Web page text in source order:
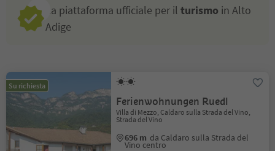
La piattaforma ufficiale per il turismo in Alto
Adige
Su richiesta
Ferienwohnungen Ruedl
Villa di Mezzo, Caldaro sulla Strada del Vino,
Strada del Vino
696 m da Caldaro sulla Strada del
Vino centro